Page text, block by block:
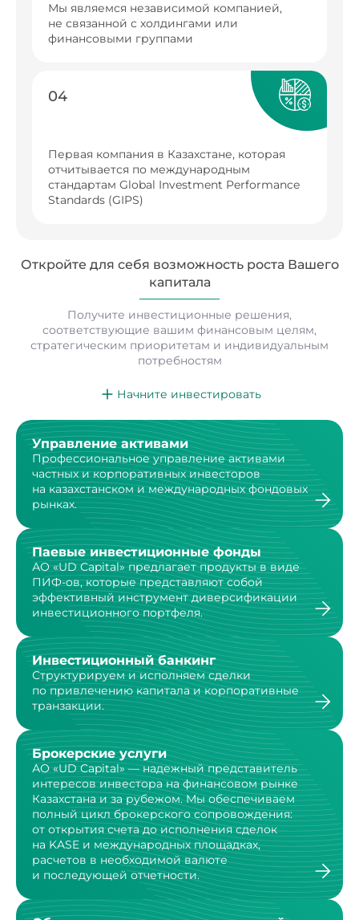
Мы являемся независимой компанией,
не связанной с холдингами или
финансовыми группами
04
Первая компания в Казахстане, которая
отчитывается по международным
стандартам Global Investment Performance
Standards (GIPS)
Откройте для себя возможность роста Вашего
капитала
Получите инвестиционные решения,
соответствующие вашим финансовым целям,
стратегическим приоритетам и индивидуальным
потребностям
Начните инвестировать
Управление активами
Профессиональное управление активами
частныхи корпоративных инвесторов
на казахстанскоми международных фондовых
рынках.
Паевые инвестиционные фонды
АО «UD Capital» предлагает продукты в виде
ПИФ-ов,которые представляют собой
эффективный инструментдиверсификации
инвестиционного портфеля.
Инвестиционный банкинг
Структурируем и исполняем сделки
по привлечению капитала и корпоративные
транзакции.
Брокерские услуги
АО «UD Capital» — надежный представитель
интересов инвестора на финансовом рынке
Казахстана и за рубежом. Мы обеспечиваем
полный цикл брокерского сопровождения:
от открытия счета до исполнения сделок
на KASE и международных площадках,
расчетов в необходимой валюте
и последующей отчетности.